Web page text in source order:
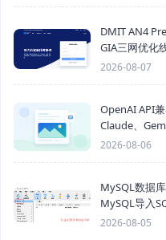
DMIT AN4
GIA三网优化
2026-08-07
OpenAI API
Claude、
2026-08-06
MySQL数据
MySQL导入
2026-08-05